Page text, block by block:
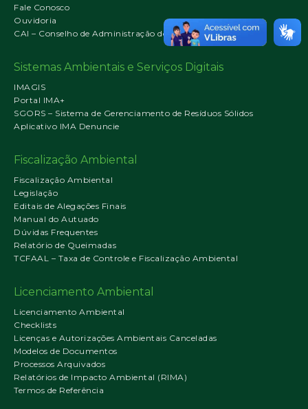
Fale Conosco
Ouvidoria
CAI – Conselho de Administração do IMA
Sistemas Ambientais e Serviços Digitais
IMAGIS
Portal IMA+
SGORS – Sistema de Gerenciamento de Resíduos Sólidos
Aplicativo IMA Denuncie
Fiscalização Ambiental
Fiscalização Ambiental
Legislação
Editais de Alegações Finais
Manual do Autuado
Dúvidas Frequentes
Relatório de Queimadas
TCFAAL – Taxa de Controle e Fiscalização Ambiental
Licenciamento Ambiental
Licenciamento Ambiental
Checklists
Licenças e Autorizações Ambientais Canceladas
Modelos de Documentos
Processos Arquivados
Relatórios de Impacto Ambiental (RIMA)
Termos de Referência